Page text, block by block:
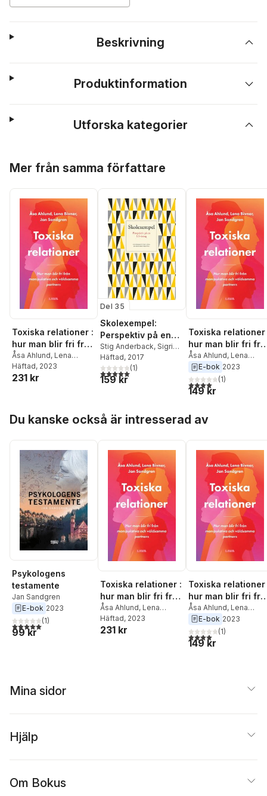
Beskrivning
Produktinformation
Utforska kategorier
Mer från samma författare
Toxiska relationer :
hur man blir fri från
manipulativa och
våldsamma
partners
Åsa Ahlund, Lena
Bivner, Jan Sandgren
Häftad, 2023
231 kr
Del 35
Skolexempel:
Perspektiv på en
175-åring
Stig Anderback, Sigrid
Stångberg,Nils
Broman,Lars-Göran
Hultmar,
Bohman
,Kerstin
Östergren,Conny
Ingela Högberg
Sarah Lindgren,Stieg
Eriksson,Magnus
Sundqvist,Catarina
Jacobsson, Gerd
Pettersson,Inez
Abrahamson,Bo
Nilsson
Häftad, 2017
5,0utav 5 stjärnor. Totalt antal röster:
(1)
159 kr
Toxiska relationer
hur man blir fri
manipulativa och
våldsamma
partners
Åsa Ahlund, Lena
Bivner,Jan Sandgren
E-bok 2023
4,0utav 5 stjärnor.
(1)
149 kr
Du kanske också är intresserad av
Psykologens
testamente
Jan Sandgren
E-bok 2023
5,0utav 5 stjärnor. Totalt antal röster:
(1)
99 kr
Toxiska relationer :
hur man blir fri från
manipulativa och
våldsamma
partners
Åsa Ahlund, Lena
Bivner, Jan Sandgren
Häftad, 2023
231 kr
Toxiska relationer
hur man blir fri
manipulativa och
våldsamma
partners
Åsa Ahlund, Lena
Bivner,Jan Sandgren
E-bok 2023
4,0utav 5 stjärnor.
(1)
149 kr
Mina sidor
Hjälp
Om Bokus